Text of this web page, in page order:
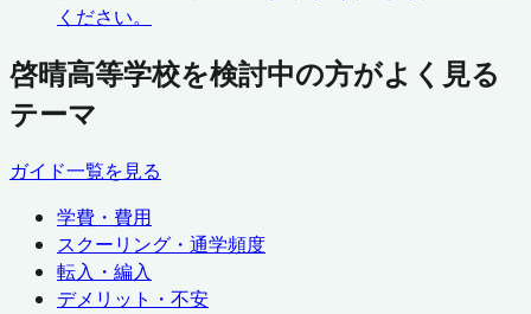
ください。
啓晴高等学校を検討中の方がよく見る
テーマ
ガイド一覧を見る
学費・費用
スクーリング・通学頻度
転入・編入
デメリット・不安